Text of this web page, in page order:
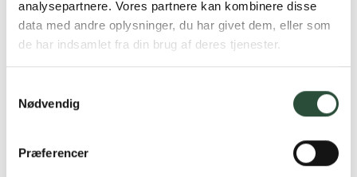
analysepartnere. Vores partnere kan kombinere disse
data med andre oplysninger, du har givet dem, eller som
de har indsamlet fra din brug af deres tjenester.
Nødvendig
Præferencer
Disse bivirkninger ses hos 1-10 % af brugerne. Læs altid
indlægssedlen for komplet information om potentielle
bivirkninger og kontraindikationer.
Imodium® Plus indeholder desuden simeticon, som bidrager til
reduktion af luft i tarmen. De øvrige hjælpestoffer varierer